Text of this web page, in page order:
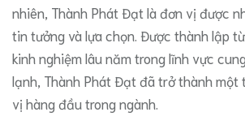
nhiên, Thành Phát Đạt là đơn vị được
tin tưởng và lựa chọn. Được thành lập
kinh nghiệm lâu năm trong lĩnh vực
lạnh, Thành Phát Đạt đã trở thành một
vị hàng đầu trong ngành.